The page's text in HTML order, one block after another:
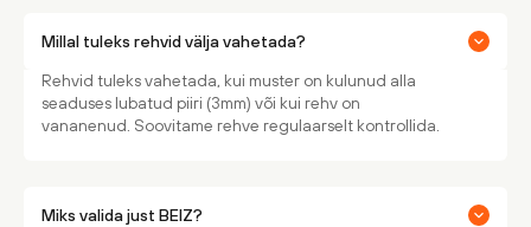
Millal tuleks rehvid välja vahetada?
Rehvid tuleks vahetada, kui muster on kulunud alla
seaduses lubatud piiri (3mm) või kui rehv on
vananenud. Soovitame rehve regulaarselt kontrollida.
Miks valida just BEIZ?